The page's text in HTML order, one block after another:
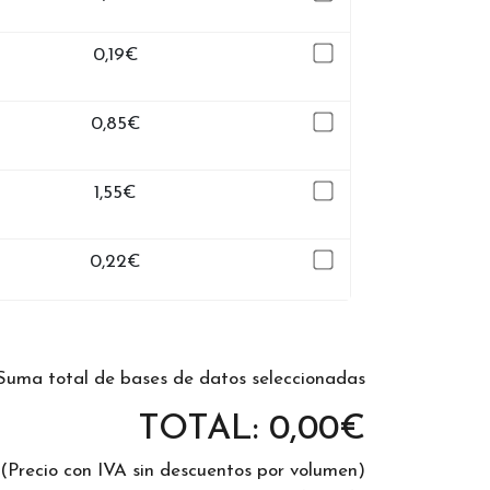
0,19€
0,85€
1,55€
0,22€
total de bases de datos seleccionadas
TOTAL: 0,00€
(Precio con IVA sin descuentos por volumen)